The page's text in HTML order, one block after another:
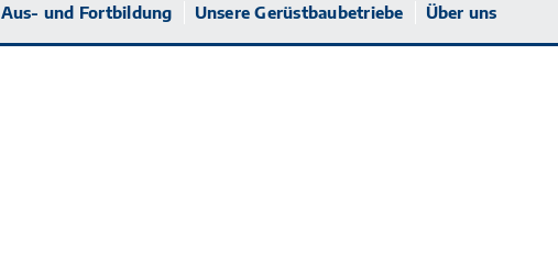
Aus- und Fortbildung Unsere Gerüstbaubetriebe Über uns